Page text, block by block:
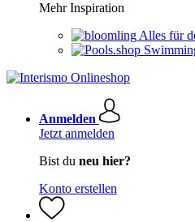
Mehr Inspiration
Alles für
Anmelden
Jetzt anmelden
Bist du neu hier?
Konto erstellen